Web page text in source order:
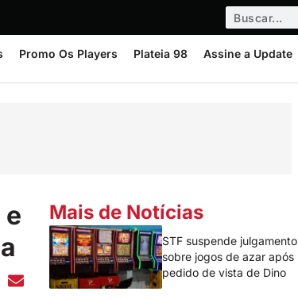
Promo Os Players Plateia 98 Assine a Update
Mais de Notícias
STF suspende julgamento
sobre jogos de azar após
pedido de vista de Dino